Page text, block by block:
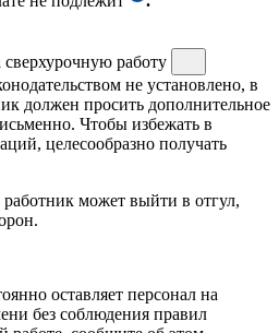
сверхурочную работу
не установлено, в
должен просить дополнительное
Чтобы избежать в
целесообразно получать
может выйти в отгул,
оставляет персонал на
без соблюдения правил